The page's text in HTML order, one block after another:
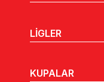
LİGLER
KUPALAR